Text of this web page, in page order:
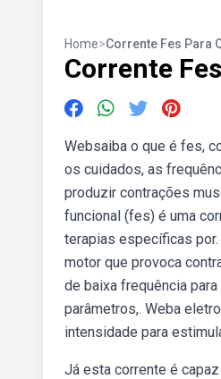
Home>Corrente Fes Para
Corrente
Websaiba o que é fes,
os cuidados, as
produzir contrações
funcional (fes) é uma
terapias específicas
motor que provoca
de baixa frequência
parâmetros,. Weba
intensidade para
Já esta corrente é